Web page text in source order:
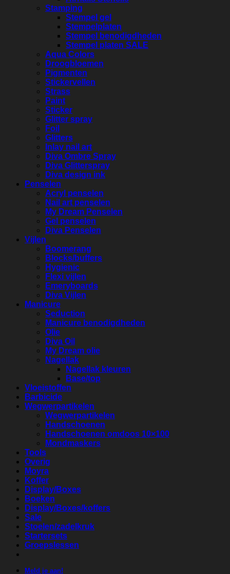
Stamping
Stempel gel
Stempelplaten
Stempel benodigdheden
Stempel platen SALE
Aqua Colors
Droogbloemen
Pigmenten
Stickervellen
Strass
Paint
Sticker
Glitter spray
Foil
Glitters
Inlay nail art
Diva Ombre Spray
Diva Glitterspray
Diva design ink
Penselen
Acryl penselen
Nail art penselen
My Dream Penselen
Gel penselen
Diva Penselen
Vijlen
Boomerang
Blocks/buffers
Hygienic
Flexi vijlen
Emeryboards
Diva Vijlen
Manicure
Seduction
Manicure benodigdheden
Olie
Diva Oil
My Dream olie
Nagellak
Nagellak kleuren
Base/top
Vloeistoffen
Barbicide
Wegwerpartikelen
Wegwerpartikelen
Handschoenen
Handschoenen omdoos 10×100
Mondmaskers
Tools
Overig
Moyra
Koffer
Display/Boxes
Boeken
Display/Boxes/koffers
Sale
Stoelen/zadelkruk
Startersets
Groepslessen
Meld je aan!